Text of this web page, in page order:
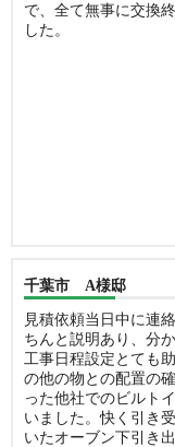
で、全て無事に交換
した。
千葉市 A様邸
見積依頼当日中に連
ちんと説明あり、分
工事日程設定とても
の他の物との配置の
った他社でのビルト
いました。快く引き
いたオーブン下引き